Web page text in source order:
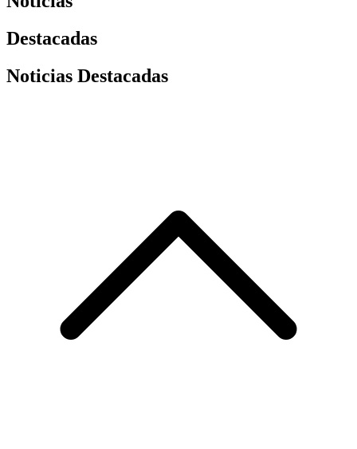
Destacadas
Noticias Destacadas